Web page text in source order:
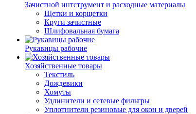
Зачистной интструмент и расходные материалы
Щетки и корщетки
Круги зачистные
Шлифовальная бумага
Рукавицы рабочие
Хозяйственные товары
Текстиль
Дождевики
Хомуты
Удлинители и сетевые фильтры
Уплотнители резиновые для окон и дверей